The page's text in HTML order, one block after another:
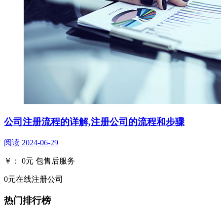
公司注册流程的详解,注册公司的流程和步骤
阅读 2024-06-29
￥： 0元 包售后服务
0元在线注册公司
热门排行榜